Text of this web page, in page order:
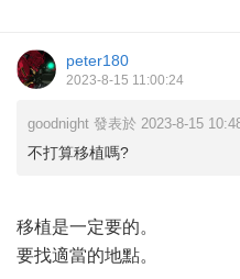
peter180
2023-8-15 11:00:24
goodnight 發表於 2023-8-15
不打算移植嗎?
移植是一定要的。
要找適當的地點。